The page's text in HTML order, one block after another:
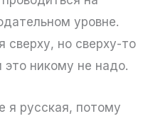
уровне.
сверху, но сверху-то
это никому не надо.
я русская, потому